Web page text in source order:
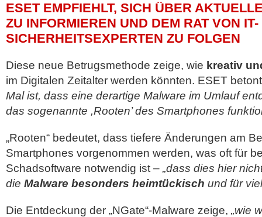
ESET EMPFIEHLT, SICH ÜBER
ZU INFORMIEREN UND DEM RAT VON IT-
SICHERHEITSEXPERTEN ZU FOLGEN
Diese neue Betrugsmethode zeige, wie kreativ
im Digitalen Zeitalter werden könnten. ESET
Mal ist, dass eine derartige Malware im Umlauf
das sogenannte ,Rooten’ des Smartphones
„Rooten“ bedeutet, dass tiefere Änderungen am
Smartphones vorgenommen werden, was oft für
Schadsoftware notwendig ist – „dass dies hier
die Malware besonders heimtückisch und für
Die Entdeckung der „NGate“-Malware zeige, „wie